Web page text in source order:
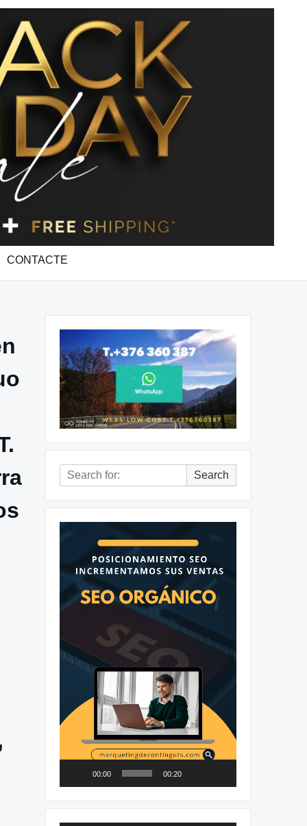
CONTACTE
Search
for:
Search
00:00 00:20